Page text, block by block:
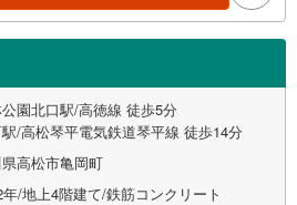
園北口駅/高徳線 徒歩5分
/高松琴平電気鉄道琴平線 徒歩14分
高松市亀岡町
/地上4階建て/鉄筋コンクリート